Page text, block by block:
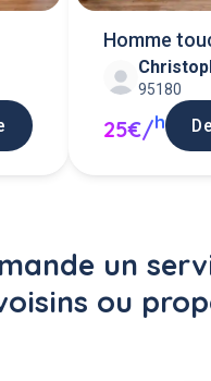
Homme
95180
25€/h
un
ou